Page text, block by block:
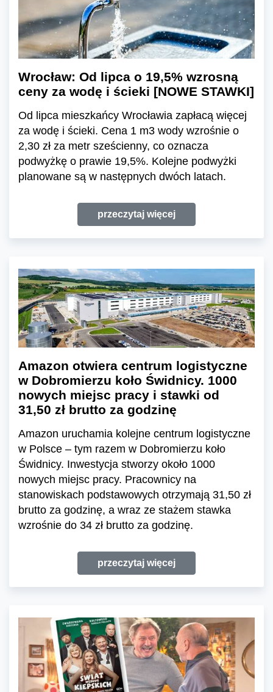
Wrocław: Od lipca o 19,5% wzrosną
ceny za wodę i ścieki [NOWE STAWKI]
Od lipca mieszkańcy Wrocławia zapłacą więcej
za wodę i ścieki. Cena 1 m3 wody wzrośnie o
2,30 zł za metr sześcienny, co oznacza
podwyżkę o prawie 19,5%. Kolejne podwyżki
planowane są w następnych dwóch latach.
przeczytaj więcej
Amazon otwiera centrum logistyczne
w Dobromierzu koło Świdnicy. 1000
nowych miejsc pracy i stawki od
31,50 zł brutto za godzinę
Amazon uruchamia kolejne centrum logistyczne
w Polsce – tym razem w Dobromierzu koło
Świdnicy. Inwestycja stworzy około 1000
nowych miejsc pracy. Pracownicy na
stanowiskach podstawowych otrzymają 31,50 zł
brutto za godzinę, a wraz ze stażem stawka
wzrośnie do 34 zł brutto za godzinę.
przeczytaj więcej